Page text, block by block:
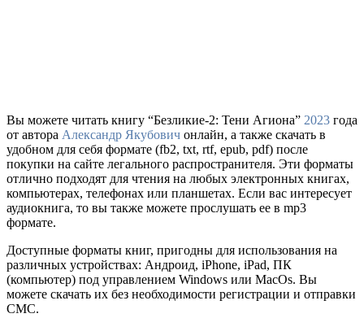
Вы можете читать книгу “Безликие-2: Тени Агиона” 2023 года
от автора Александр Якубович онлайн, а также скачать в
удобном для себя формате (fb2, txt, rtf, epub, pdf) после
покупки на сайте легального распространителя. Эти форматы
отлично подходят для чтения на любых электронных книгах,
компьютерах, телефонах или планшетах. Если вас интересует
аудиокнига, то вы также можете прослушать ее в mp3
формате.
Доступные форматы книг, пригодны для использования на
различных устройствах: Андроид, iPhone, iPad, ПК
(компьютер) под управлением Windows или MacOs. Вы
можете скачать их без необходимости регистрации и отправки
СМС.